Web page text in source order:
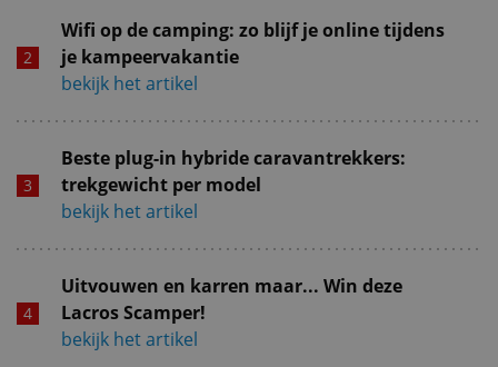
Wifi op de camping: zo blijf je online tijdens
je kampeervakantie
bekijk het artikel
Beste plug-in hybride caravantrekkers:
trekgewicht per model
bekijk het artikel
Uitvouwen en karren maar... Win deze
Lacros Scamper!
bekijk het artikel